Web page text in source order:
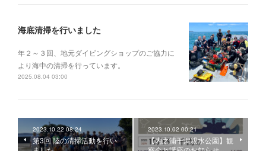
海底清掃を行いました
年２～３回、地元ダイビングショップのご協力に
より海中の清掃を行っています。
2025.08.04 03:00
2023.10.22 08:24
第3回 陸の清掃活動を行い
2023.10.02 00:21
【内之浦干潟親水公園】観